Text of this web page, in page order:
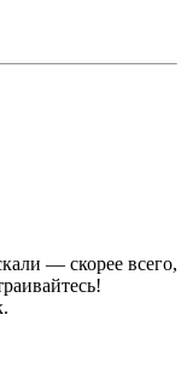
— скорее всего,